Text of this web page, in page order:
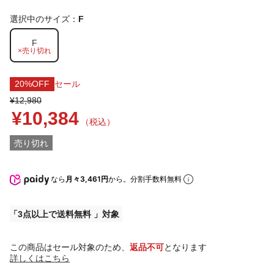
選択中のサイズ： F
F
×売り切れ
20%OFF
セール
¥12,980
¥10,384 （税込）
売り切れ
なら 月々3,461円から。分割手数料無料
3点以上で送料無料
この商品はセール対象のため、 返品不可となります
詳しくはこちら